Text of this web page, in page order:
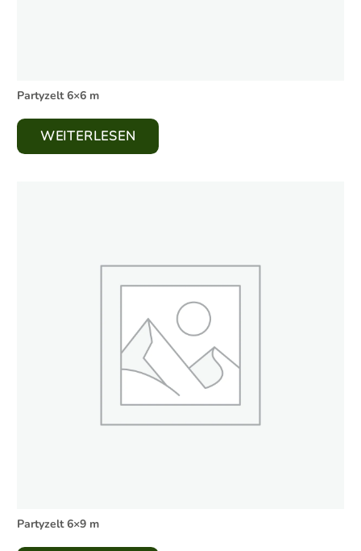
Partyzelt 6×6 m
WEITERLESEN
Partyzelt 6×9 m